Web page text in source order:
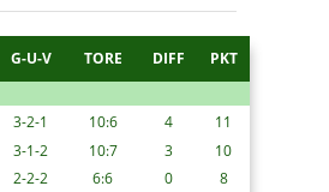
G-U-V TORE DIFF
PKT
3-2-1 10:6 4
11
3-1-2 10:7 3
10
2-2-2 6:6 0
8